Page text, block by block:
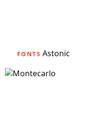
FONTS Astonic